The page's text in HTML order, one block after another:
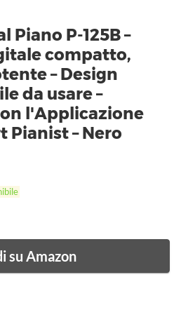
Piano P-125B –
compatto,
– Design
da usare –
l'Applicazione
Pianist – Nero
su Amazon